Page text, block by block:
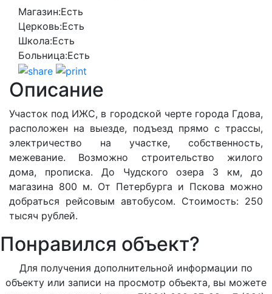
Магазин:Есть
Церковь:Есть
Школа:Есть
Больница:Есть
Описание
Участок под ИЖС, в городской черте города Гдова,
расположен на выезде, подъезд прямо с трассы,
электричество на участке, собственность,
межевание. Возможно строительство жилого
дома, прописка. До Чудского озера 3 км, до
магазина 800 м. От Петербурга и Пскова можно
добраться рейсовым автобусом. Стоимость: 250
тысяч рублей.
Понравился объект?
Для получения дополнительной информации по
объекту или записи на просмотр объекта, вы можете